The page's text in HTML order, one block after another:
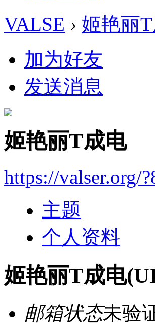
VALSE › 姬艳丽
加为好友
发送消息
姬艳丽T成电
https://valser.org/
主题
个人资料
姬艳丽T成电
邮箱状态未验